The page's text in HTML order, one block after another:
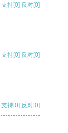
支持[0] 反对[0]
支持[0] 反对[0]
支持[0] 反对[0]